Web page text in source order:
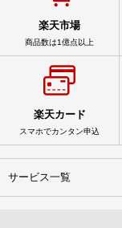
楽天市場
商品数は1億点以上
楽天カード
スマホでカンタン申込
サービス一覧